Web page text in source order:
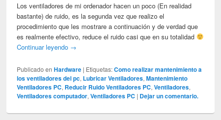
Los ventiladores de mi ordenador hacen un poco (En realidad
bastante) de ruido, es la segunda vez que realizo el
procedimiento que les mostrare a continuación y de verdad que
es realmente efectivo, reduce el ruido casi que en su totalidad
Continuar leyendo →
Publicado en Hardware | Etiquetas: Como realizar mantenimiento a
los ventiladores del pc, Lubricar Ventiladores,Mantenimiento
Ventiladores PC, Reducir Ruido Ventiladores PC,Ventiladores,
Ventiladores computador,Ventiladores PC | Dejar un comentario.